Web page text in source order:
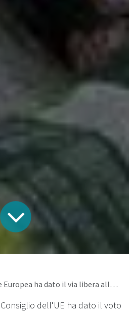
il via libera alla nuova normativa sugli imballaggi
dell'UE ha dato il voto